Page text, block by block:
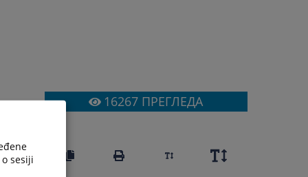
16267 ПРЕГЛЕДА
sesiji